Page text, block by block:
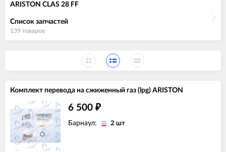
ARISTON CLAS 28 FF
Список запчастей
139 товаров
Комплект перевода на сжиженный газ (lpg) ARISTON
6 500 ₽
Барнаул: 2 шт